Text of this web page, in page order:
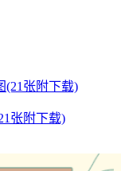
张附下载)